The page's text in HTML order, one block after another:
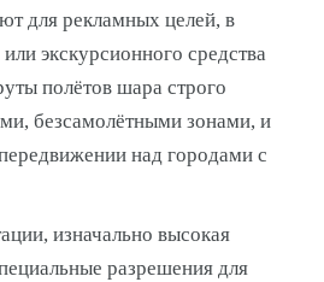
для рекламных целей, в
экскурсионного средства
полётов шара строго
безсамолётными зонами, и
над городами с
изначально высокая
разрешения для